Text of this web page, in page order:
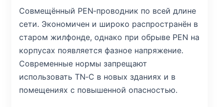
Совмещённый PEN‑проводник по всей длине
сети. Экономичен и широко распространён в
старом жилфонде, однако при обрыве PEN на
корпусах появляется фазное напряжение.
Современные нормы запрещают
использовать TN‑C в новых зданиях и в
помещениях с повышенной опасностью.